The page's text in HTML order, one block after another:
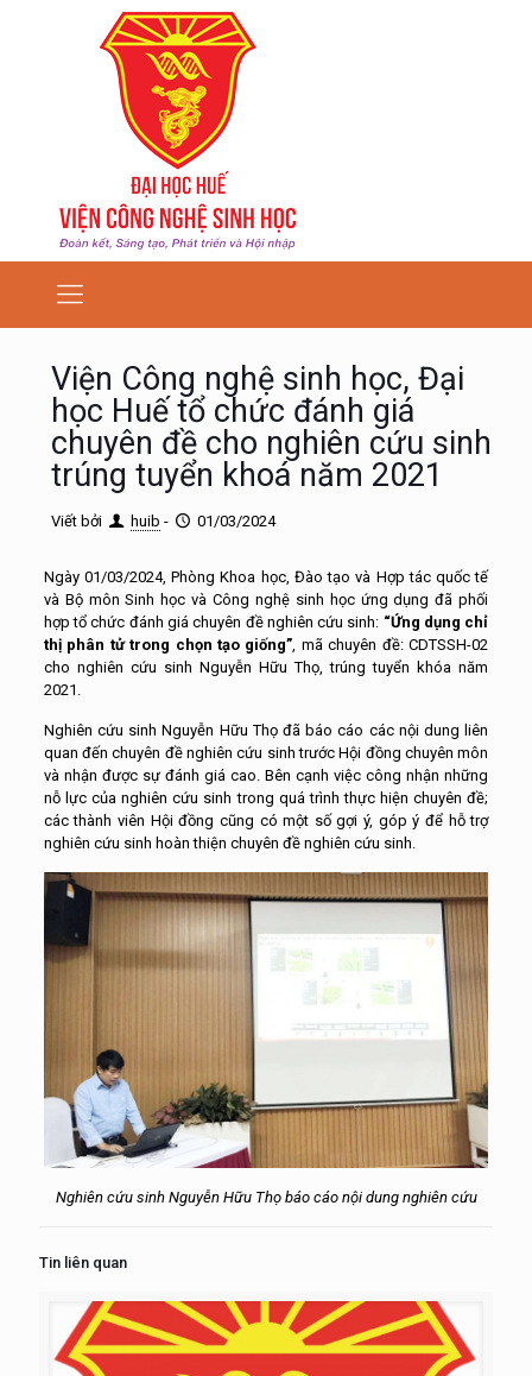
Viện Công nghệ sinh học, Đại
học Huế tổ chức đánh giá
chuyên đề cho nghiên cứu sinh
trúng tuyển khoá năm 2021
Viết bởi huib - 01/03/2024
Ngày 01/03/2024, Phòng Khoa học, Đào tạo và Hợp tác quốc tế
và Bộ môn Sinh học và Công nghệ sinh học ứng dụng đã phối
hợp tổ chức đánh giá chuyên đề nghiên cứu sinh: “Ứng dụng chỉ
thị phân tử trong chọn tạo giống”, mã chuyên đề: CDTSSH-02
cho nghiên cứu sinh Nguyễn Hữu Thọ, trúng tuyển khóa năm
2021.
Nghiên cứu sinh Nguyễn Hữu Thọ đã báo cáo các nội dung liên
quan đến chuyên đề nghiên cứu sinh trước Hội đồng chuyên môn
và nhận được sự đánh giá cao. Bên cạnh việc công nhận những
nỗ lực của nghiên cứu sinh trong quá trình thực hiện chuyên đề;
các thành viên Hội đồng cũng có một số gợi ý, góp ý để hỗ trợ
nghiên cứu sinh hoàn thiện chuyên đề nghiên cứu sinh.
Nghiên cứu sinh Nguyễn Hữu Thọ báo cáo nội dung nghiên cứu
Tin liên quan